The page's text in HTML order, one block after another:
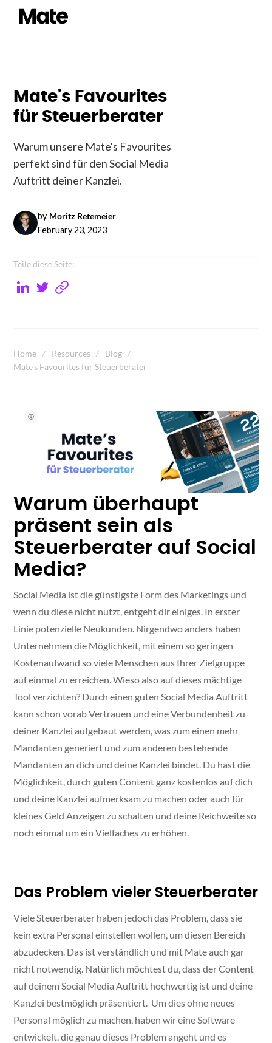
Mate's Favourites
für Steuerberater
Warum unsere Mate's Favourites
perfekt sind für den Social Media
Auftritt deiner Kanzlei.
by Moritz Retemeier
February 23, 2023
Home Resources
Blog
Mate's Favourites für Steuerberater
Warum überhaupt
präsent sein als
Steuerberater auf Social
Media?
Social Media ist die günstigste Form des Marketings und
wenn du diese nicht nutzt, entgeht dir einiges. In erster
Linie potenzielle Neukunden. Nirgendwo anders haben
Unternehmen die Möglichkeit, mit einem so geringen
Kostenaufwand so viele Menschen aus Ihrer Zielgruppe
auf einmal zu erreichen. Wieso also auf dieses mächtige
Tool verzichten? Durch einen guten Social Media Auftritt
kann schon vorab Vertrauen und eine Verbundenheit zu
deiner Kanzlei aufgebaut werden, was zum einen mehr
Mandanten generiert und zum anderen bestehende
Mandanten an dich und deine Kanzlei bindet. Du hast die
Möglichkeit, durch guten Content ganz kostenlos auf dich
und deine Kanzlei aufmerksam zu machen oder auch für
kleines Geld Anzeigen zu schalten und deine Reichweite so
noch einmal um ein Vielfaches zu erhöhen.
Das Problem vieler Steuerberater
Viele Steuerberater haben jedoch das Problem, dass sie
kein extra Personal einstellen wollen, um diesen Bereich
abzudecken. Das ist verständlich und mit Mate auch gar
nicht notwendig. Natürlich möchtest du, dass der Content
auf deinem Social Media Auftritt hochwertig ist und deine
Kanzlei bestmöglich präsentiert. Um dies ohne neues
Personal möglich zu machen, haben wir eine Software
entwickelt, die genau dieses Problem angeht und es
Teile diese Seite: